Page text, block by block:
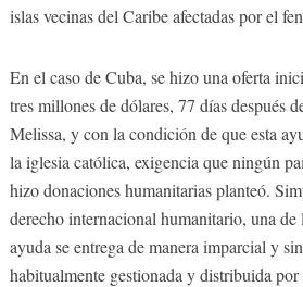
islas vecinas del Caribe afectadas por el
En el caso de Cuba, se hizo una oferta
tres millones de dólares, 77 días después
Melissa, y con la condición de que esta
la iglesia católica, exigencia que ningún
hizo donaciones humanitarias planteó.
derecho internacional humanitario, una de
ayuda se entrega de manera imparcial y
habitualmente gestionada y distribuida por